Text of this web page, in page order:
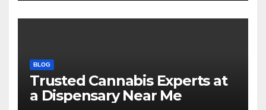
BLOG
Trusted Cannabis Experts at
a Dispensary Near Me